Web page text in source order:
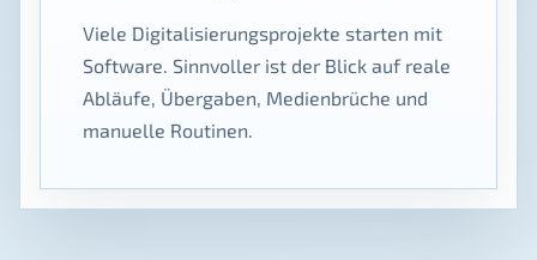
Viele Digitalisierungsprojekte starten mit
Software. Sinnvoller ist der Blick auf reale
Abläufe, Übergaben, Medienbrüche und
manuelle Routinen.